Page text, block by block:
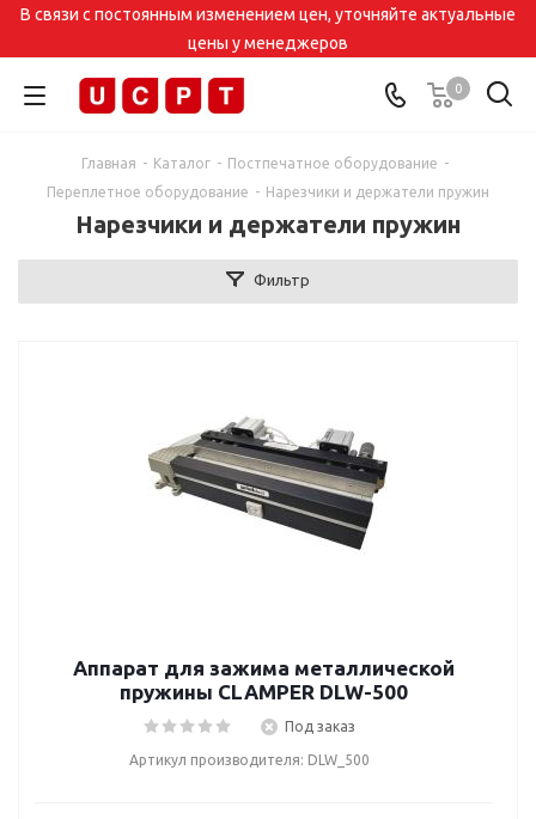
В связи с постоянным изменением цен, уточняйте актуальные
цены у менеджеров
0
Главная - Каталог - Постпечатное оборудование -
Переплетное оборудование - Нарезчики и держатели пружин
Нарезчики и держатели пружин
Фильтр
Аппарат для зажима металлической
пружины CLAMPER DLW-500
Под заказ
Артикул производителя: DLW_500